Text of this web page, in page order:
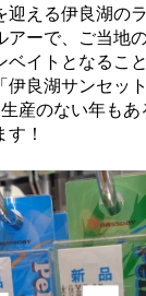
迎える伊良湖の
ーで、ご当地
イトとなるこ
伊良湖サンセッ
産のない年も
！